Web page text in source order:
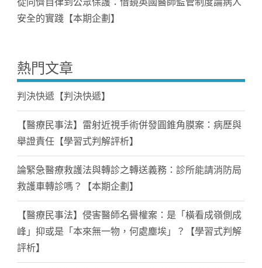
從同儕自律到公眾保護：借鏡英國醫師監管制度論病人
安全的實踐【本期企劃】
熱門文章
判決快遞【判決快遞】
【醫療民事法】雷射近視手術併發圓錐角膜案：病歷與
舉證責任【學習式判解評析】
論緊急醫療救護法與轉診之轉送義務：診所能請消防局
救護車轉診嗎？【本期企劃】
【醫療民事法】侵害醫師名譽權案：是「橫看成嶺側成
峰」抑或是「本來無一物，何處塵埃」？【學習式判解
評析】